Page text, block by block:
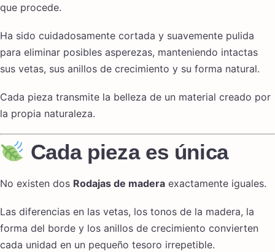
que procede.
Ha sido cuidadosamente cortada y suavemente pulida
para eliminar posibles asperezas, manteniendo intactas
sus vetas, sus anillos de crecimiento y su forma natural.
Cada pieza transmite la belleza de un material creado por
la propia naturaleza.
Cada pieza es única
No existen dos Rodajas de madera exactamente iguales.
Las diferencias en las vetas, los tonos de la madera, la
forma del borde y los anillos de crecimiento convierten
cada unidad en un pequeño tesoro irrepetible.